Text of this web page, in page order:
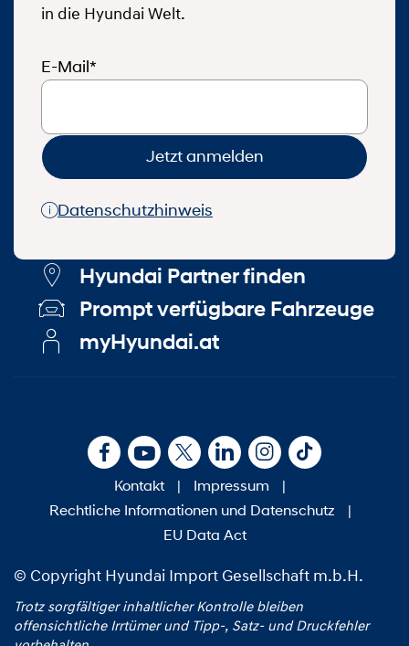
in die Hyundai Welt.
E-Mail*
Jetzt anmelden
Datenschutzhinweis
Hyundai Partner finden
Prompt verfügbare Fahrzeuge
myHyundai.at
Kontakt | Impressum
|
Rechtliche Informationen und Datenschutz
|
EU Data Act
© Copyright Hyundai Import Gesellschaft m.b.H.
Trotz sorgfältiger inhaltlicher Kontrolle bleiben
offensichtliche Irrtümer und Tipp‑, Satz‑ und Druckfehler